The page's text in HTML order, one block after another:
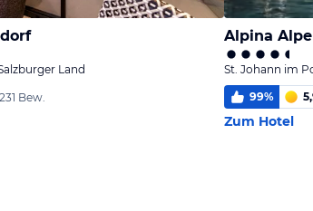
Land
Bew.
Alpina
St. Johann im
99%
Zum Hotel